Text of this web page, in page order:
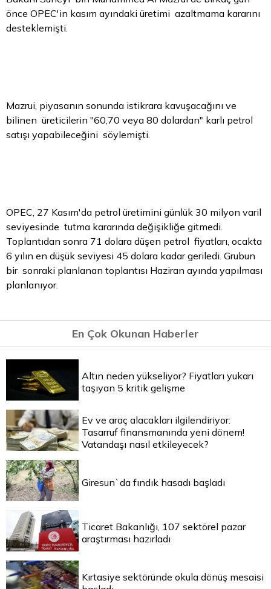
önce OPEC'in kasım ayındaki üretimi azaltmama kararını
desteklemişti.
Mazrui, piyasanın sonunda istikrara kavuşacağını ve
bilinen üreticilerin "60,70 veya 80 dolardan" karlı petrol
satışı yapabileceğini söylemişti.
OPEC, 27 Kasım'da petrol üretimini günlük 30 milyon varil
seviyesinde tutma kararında değişikliğe gitmedi.
Toplantıdan sonra 71 dolara düşen petrol fiyatları, ocakta
6 yılın en düşük seviyesi 45 dolara kadar geriledi. Grubun
bir sonraki planlanan toplantısı Haziran ayında yapılması
planlanıyor.
En Çok Okunan Haberler
Altın neden yükseliyor? Fiyatları yukarı
taşıyan 5 kritik gelişme
Ev ve araç alacakları ilgilendiriyor:
Tasarruf finansmanında yeni dönem!
Vatandaşı nasıl etkileyecek?
Giresun`da fındık hasadı başladı
Ticaret Bakanlığı, 107 sektörel pazar
araştırması hazırladı
Kırtasiye sektöründe okula dönüş mesaisi